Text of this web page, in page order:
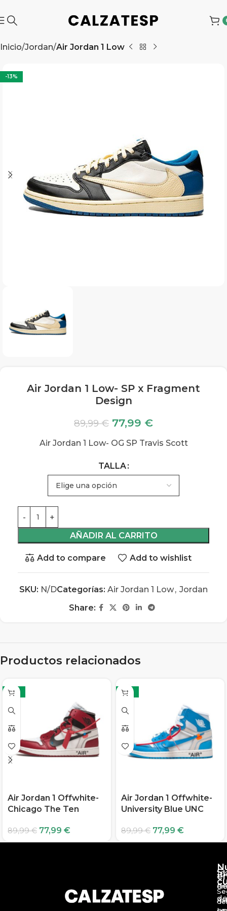
Inicio Jordan Air Jordan 1 Low
-13%
Air Jordan 1 Low- SP x Fragment
Design
89,99€ 77,99 €
Air Jordan 1 Low- OG SP Travis Scott
TALLA
AÑADIR AL CARRITO
Add to compare Add to wishlist
SKU: N/DCategorías: Air Jordan 1 Low, Jordan
Share:
Productos relacionados
-13%
Air Jordan 1 Offwhite-
Chicago The Ten
89,99€ 77,99 €
-13%
Air Jordan 1 Offwhite-
University Blue UNC
89,99€ 77,99 €
de